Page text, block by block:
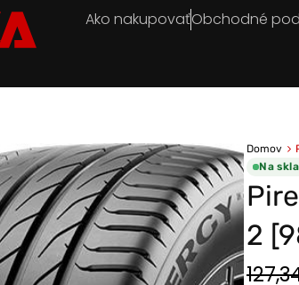
Ako nakupovaťObchodné
Domov
Na
2